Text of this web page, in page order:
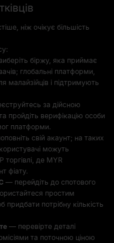
ніж очікує більшість
біржу, яка приймає
глобальні платформи,
малайзійців і підтримують
за дійсною
пройдіть верифікацію особи
платформи.
свій акаунт; на таких
можуть
де MYR
фіату.
— перейдіть до спотового
простим
придбати потрібну кількість
— перевірте деталі
та поточною ціною